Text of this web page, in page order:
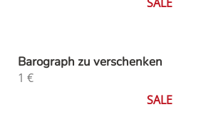
Barograph zu verschenken
1 €
SALE